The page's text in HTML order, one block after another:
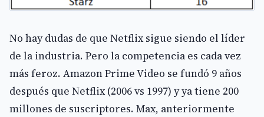
No hay dudas de que Netflix sigue siendo el líder
de la industria. Pero la competencia es cada vez
más feroz. Amazon Prime Video se fundó 9 años
después que Netflix (2006 vs 1997) y ya tiene 200
millones de suscriptores. Max, anteriormente